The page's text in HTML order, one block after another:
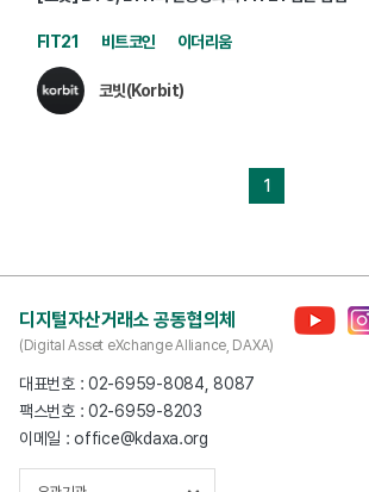
FIT21 비트코인 이더리움
코빗(Korbit)
1
디지털자산거래소 공동협의체
(Digital Asset eXchange Alliance, DAXA)
대표번호 : 02-6959-8084, 8087
팩스번호 : 02-6959-8203
이메일 : office@kdaxa.org